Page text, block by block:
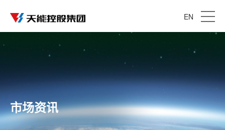
EN
市场资讯